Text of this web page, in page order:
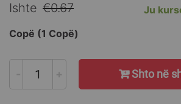
Ishte €0.67 Ju
Copë (1 Copë)
- + Shto në